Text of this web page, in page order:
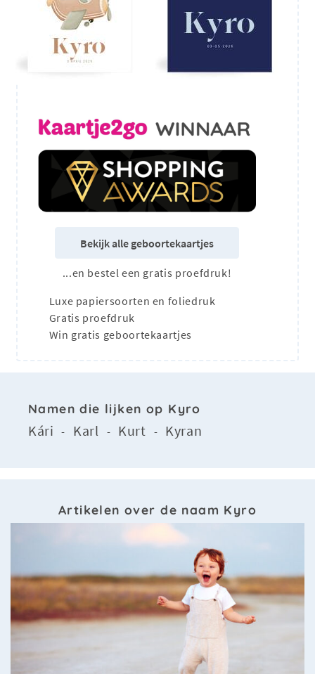
Bekijk alle geboortekaartjes
...en bestel een gratis proefdruk!
Luxe papiersoorten en foliedruk
Gratis proefdruk
Win gratis geboortekaartjes
Namen die lijken op Kyro
Kári - Karl - Kurt - Kyran
Artikelen over de naam Kyro